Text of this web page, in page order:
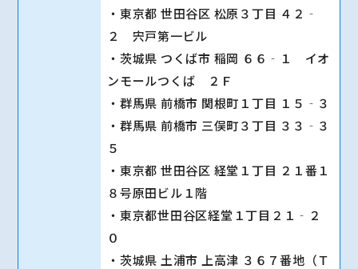
・東京都 世田谷区 松原３丁目 ４２‐
２ 宍戸第一ビル
・茨城県 つくば市 稲岡 ６６‐１ イオ
ンモールつくば ２Ｆ
・群馬県 前橋市 関根町１丁目 １５‐３
・群馬県 前橋市 三俣町３丁目 ３３‐３
５
・東京都 世田谷区 経堂１丁目 ２１番１
８号原田ビル１階
・東京都世田谷区経堂１丁目２１‐２
０
・茨城県 土浦市 上高津 ３６７番地（Ｔ